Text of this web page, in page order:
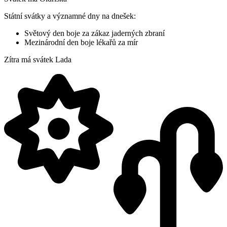
Státní svátky a významné dny na dnešek:
Světový den boje za zákaz jaderných zbraní
Mezinárodní den boje lékařů za mír
Zítra má svátek Lada